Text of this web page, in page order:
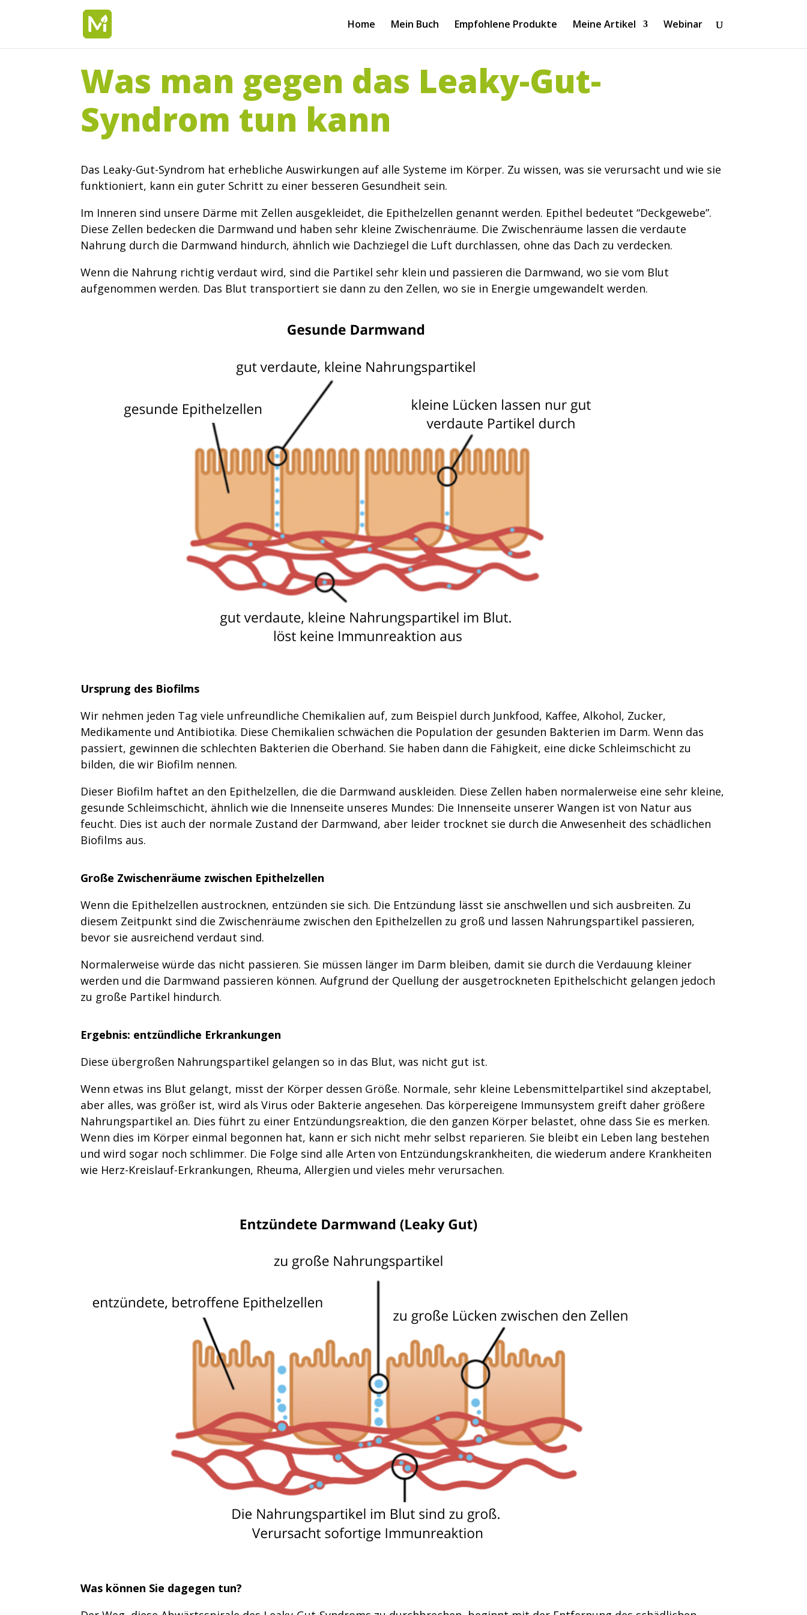
Home Mein Buch Empfohlene Produkte Meine Artikel Webinar
Was man gegen das Leaky-Gut-
Syndrom tun kann
Das Leaky-Gut-Syndrom hat erhebliche Auswirkungen auf alle Systeme im Körper. Zu wissen, was sie verursacht und wie sie
funktioniert, kann ein guter Schritt zu einer besseren Gesundheit sein.
Im Inneren sind unsere Därme mit Zellen ausgekleidet, die Epithelzellen genannt werden. Epithel bedeutet “Deckgewebe”.
Diese Zellen bedecken die Darmwand und haben sehr kleine Zwischenräume. Die Zwischenräume lassen die verdaute
Nahrung durch die Darmwand hindurch, ähnlich wie Dachziegel die Luft durchlassen, ohne das Dach zu verdecken.
Wenn die Nahrung richtig verdaut wird, sind die Partikel sehr klein und passieren die Darmwand, wo sie vom Blut
aufgenommen werden. Das Blut transportiert sie dann zu den Zellen, wo sie in Energie umgewandelt werden.
Ursprung des Biofilms
Wir nehmen jeden Tag viele unfreundliche Chemikalien auf, zum Beispiel durch Junkfood, Kaffee, Alkohol, Zucker,
Medikamente und Antibiotika. Diese Chemikalien schwächen die Population der gesunden Bakterien im Darm. Wenn das
passiert, gewinnen die schlechten Bakterien die Oberhand. Sie haben dann die Fähigkeit, eine dicke Schleimschicht zu
bilden, die wir Biofilm nennen.
Dieser Biofilm haftet an den Epithelzellen, die die Darmwand auskleiden. Diese Zellen haben normalerweise eine sehr kleine,
gesunde Schleimschicht, ähnlich wie die Innenseite unseres Mundes: Die Innenseite unserer Wangen ist von Natur aus
feucht. Dies ist auch der normale Zustand der Darmwand, aber leider trocknet sie durch die Anwesenheit des schädlichen
Biofilms aus.
Große Zwischenräume zwischen Epithelzellen
Wenn die Epithelzellen austrocknen, entzünden sie sich. Die Entzündung lässt sie anschwellen und sich ausbreiten. Zu
diesem Zeitpunkt sind die Zwischenräume zwischen den Epithelzellen zu groß und lassen Nahrungspartikel passieren,
bevor sie ausreichend verdaut sind.
Normalerweise würde das nicht passieren. Sie müssen länger im Darm bleiben, damit sie durch die Verdauung kleiner
werden und die Darmwand passieren können. Aufgrund der Quellung der ausgetrockneten Epithelschicht gelangen jedoch
zu große Partikel hindurch.
Ergebnis: entzündliche Erkrankungen
Diese übergroßen Nahrungspartikel gelangen so in das Blut, was nicht gut ist.
Wenn etwas ins Blut gelangt, misst der Körper dessen Größe. Normale, sehr kleine Lebensmittelpartikel sind akzeptabel,
aber alles, was größer ist, wird als Virus oder Bakterie angesehen. Das körpereigene Immunsystem greift daher größere
Nahrungspartikel an. Dies führt zu einer Entzündungsreaktion, die den ganzen Körper belastet, ohne dass Sie es merken.
Wenn dies im Körper einmal begonnen hat, kann er sich nicht mehr selbst reparieren. Sie bleibt ein Leben lang bestehen
und wird sogar noch schlimmer. Die Folge sind alle Arten von Entzündungskrankheiten, die wiederum andere Krankheiten
wie Herz-Kreislauf-Erkrankungen, Rheuma, Allergien und vieles mehr verursachen.
Was können Sie dagegen tun?